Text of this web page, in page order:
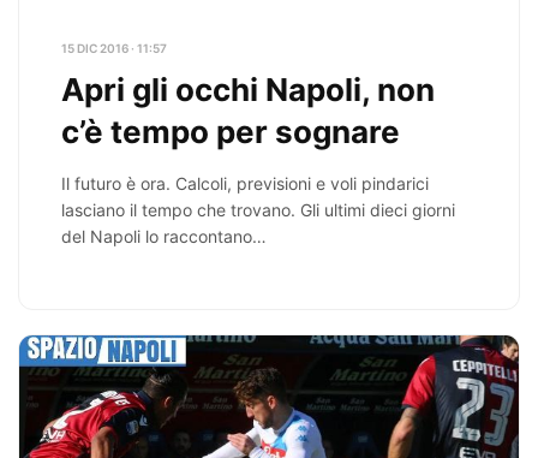
15 DIC 2016 · 11:57
Apri gli occhi Napoli, non
c’è tempo per sognare
Il futuro è ora. Calcoli, previsioni e voli pindarici
lasciano il tempo che trovano. Gli ultimi dieci giorni
del Napoli lo raccontano…